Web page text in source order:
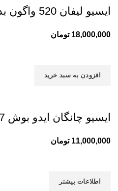
ایسیو لیفان 520 واگون بدون ایمو
18,000,000 تومان
افزودن به سبد خرید
ایسیو چانگان ایدو بوش ME7
11,000,000 تومان
اطلاعات بیشتر